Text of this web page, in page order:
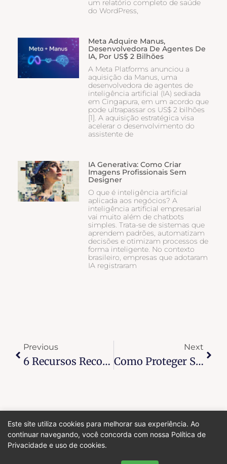
um relatório completo de saúde
do WordPress,
Meta Adquire Manus,
Desenvolvedora De Agentes De
IA, Por US$ 2 Bilhões
A Meta Platforms anunciou a
aquisição da Manus, uma
desenvolvedora de agentes de
inteligência artificial (IA) sediada
em Cingapura, em um acordo que
pode ultrapassar os US$ 2 bilhões
[1]. A aquisição estratégica visa
acelerar o desenvolvimento do
assistente de
IA Generativa: Como Criar
Imagens Profissionais Sem
Designer
O que é inteligência artificial
aplicada aos negócios? A
inteligência artificial empresarial
vai muito além de chatbots
simples. Trata-se de sistemas que
aprendem padrões, automatizam
decisões e otimizam processos de
forma inteligente. No contexto
brasileiro, empresas que adotaram
IA registraram
Previous
6 Recursos Recomendados Para Criar Seu Site WordPress Para O Segmento De Saúde
Next
Como Proteger Seu Site WordPress Em 20 Minutos.
Este site utiliza cookies para melhorar sua experiência. Ao
continuar navegando, você concorda com nossa Política de
Privacidade e uso de cookies.